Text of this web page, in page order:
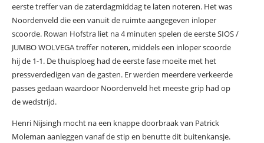
eerste treffer van de zaterdagmiddag te laten noteren. Het was
Noordenveld die een vanuit de ruimte aangegeven inloper
scoorde. Rowan Hofstra liet na 4 minuten spelen de eerste SIOS /
JUMBO WOLVEGA treffer noteren, middels een inloper scoorde
hij de 1-1. De thuisploeg had de eerste fase moeite met het
pressverdedigen van de gasten. Er werden meerdere verkeerde
passes gedaan waardoor Noordenveld het meeste grip had op
de wedstrijd.
Henri Nijsingh mocht na een knappe doorbraak van Patrick
Moleman aanleggen vanaf de stip en benutte dit buitenkansje.